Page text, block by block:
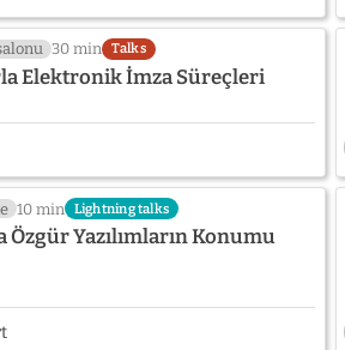
30 min Talks
Elektronik İmza Süreçleri
10 min Lightning talks
Özgür Yazılımların Konumu